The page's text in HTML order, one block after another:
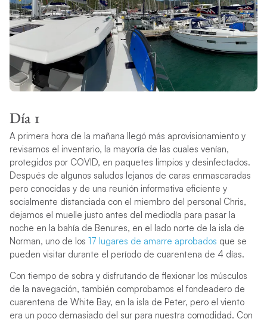
Día 1
A primera hora de la mañana llegó más aprovisionamiento y
revisamos el inventario, la mayoría de las cuales venían,
protegidos por COVID, en paquetes limpios y desinfectados.
Después de algunos saludos lejanos de caras enmascaradas
pero conocidas y de una reunión informativa eficiente y
socialmente distanciada con el miembro del personal Chris,
dejamos el muelle justo antes del mediodía para pasar la
noche en la bahía de Benures, en el lado norte de la isla de
Norman, uno de los 17 lugares de amarre aprobados que se
pueden visitar durante el período de cuarentena de 4 días.
Con tiempo de sobra y disfrutando de flexionar los músculos
de la navegación, también comprobamos el fondeadero de
cuarentena de White Bay, en la isla de Peter, pero el viento
era un poco demasiado del sur para nuestra comodidad. Con